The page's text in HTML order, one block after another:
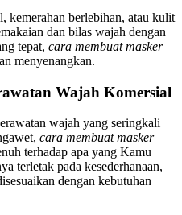
kemerahan berlebihan, atau kulit
dan bilas wajah dengan
tepat, cara membuat masker
menyenangkan.
Wajah Komersial
wajah yang seringkali
cara membuat masker
terhadap apa yang Kamu
terletak pada kesederhanaan,
dengan kebutuhan